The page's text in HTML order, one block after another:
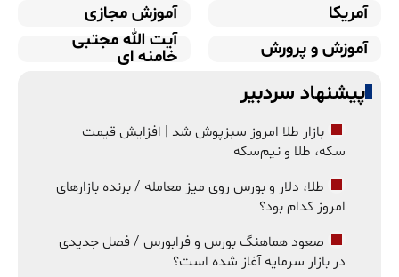
آمریکا
آموزش مجازی
آموزش و پرورش
آیت الله مجتبی
خامنه ای
پیشنهاد سردبیر
بازار طلا امروز سبزپوش شد | افزایش قیمت
سکه، طلا و نیم‌سکه
طلا، دلار و بورس روی میز معامله / برنده بازارهای
امروز کدام بود؟
صعود هماهنگ بورس و فرابورس / فصل جدیدی
در بازار سرمایه آغاز شده است؟